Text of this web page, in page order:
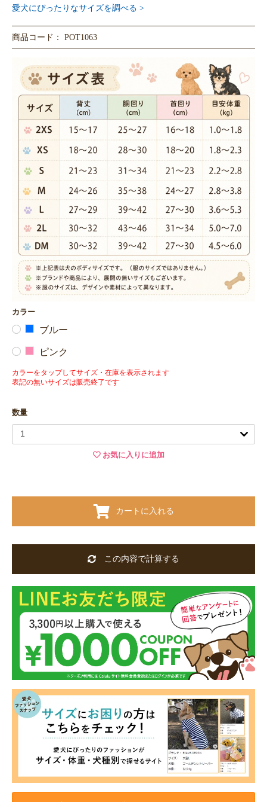
愛犬にぴったりなサイズを調べる >
商品コード： POT1063
カラー
ブルー
ピンク
カラーをタップしてサイズ・在庫を表示されます
表記の無いサイズは販売終了です
数量
お気に入りに追加
カートに入れる
この内容で計算する